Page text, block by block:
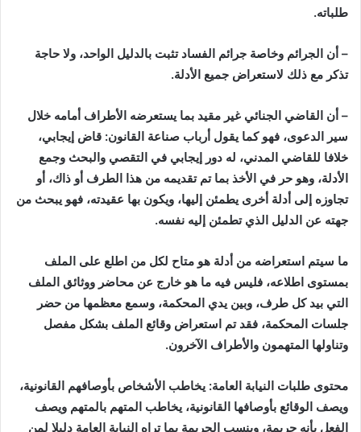
طلباته.
– أن الجرائم وخاصة جرائم الفساد تثبت بالدليل الواحد، ولا حاجة
تذكر مع ذلك لاستعراض جميع الأدلة.
– أن القاضي الجنائي غير مقيد بما يستعرضه الأطراف أمامه خلال
سير الدعوى، فهو كما يقول أرباب صناعة القانون: قاض إيجابي،
خلافا للقاضي المدني، له دور إيجابي في التقصي والبحث وجمع
الأدلة، وهو حر في الأخذ بما تم تقديمه من هذا الطرف أو ذاك، أو
تجاوزه إلى أدلة أخرى يطمئن إليها، ويكون بها عقيدته، فهو يبحث من
جهته عن الدليل الذي تطمئن إليه نفسه.
ما سيتم استعراضه من أدلة هو متاح لكل من اطلع على الملف
بمستوى اطلاعه، فليس فيه ما هو خارج عن محاضر ووثائق الملف
التي بيد كل طرف، وبين يدي المحكمة، وسمع معظمها من حضر
جلسات المحكمة، فقد تم استعراض وقائع الملف بشكل مفصل
وتناولها المتهمون والأطراف الآخرون.
محتوى طلبات النيابة العامة: يخاطب الأشخاص بأوصافهم القانونية،
ويصف الوقائع بأوصافها القانونية، يخاطب المتهم بالمتهم ويصف
الفعل بأنه جريمة، وينسب الجريمة بما تراه النيابة العامة دليلا لمن